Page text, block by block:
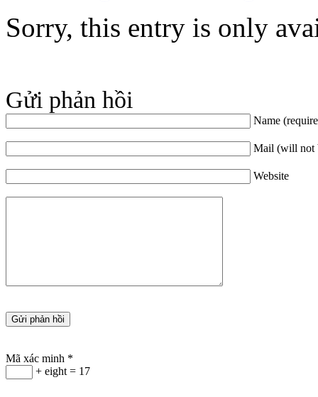
Sorry, this entry is only
Gửi phản hồi
Name
Mail (will not
Website
Mã xác minh *
+ eight = 17